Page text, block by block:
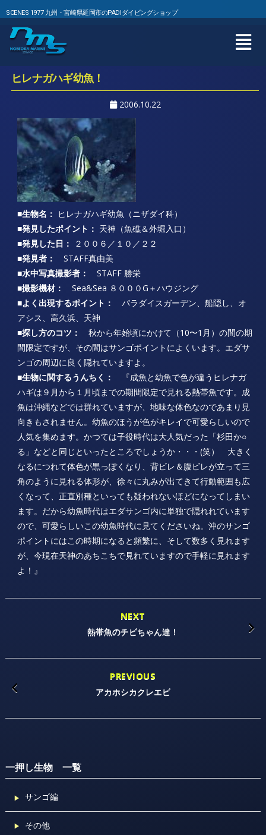
SCENES 1977 九州・宮崎県延岡市のPADIダイビングショップ
ヒレナガハギ幼魚！
2006.10.22
■生物名： ヒレナガハギ幼魚（ニザダイ科）
■発見したポイント： 天神（魚礁＆外堀入口）
■発見した日：
２００６／１０／２２
■発見者： STAFF真由美
■水中写真撮影者：
STAFF 勝栄
■撮影機材：
Sea&Sea ８０００G＋ハウジング
■よく出現するポイント：
パラダイスガーデン、船隠し、オ
アシス、高久浜、天神
■探し方のコツ：
秋から年始頃にかけて（10〜1月）の間の期
間限定ですが、その間はサンゴポイントによくいます。エダサ
ンゴの周辺に良く隠れていますよ。
■生物に関するうんちく：
『成魚と幼魚で色が違うヒレナガ
ハギは９月から１月頃までの期間限定で見れる熱帯魚です。成
魚は沖縄などでは群れていますが、地味な体色なのであまり見
向きもされません。幼魚のほうが色がキレイで可愛らしいので
人気を集めます。かつては子役時代は大人気だった「杉田か○
る」などと同じといったところでしょうか・・・(笑） 大きく
なるにつれて体色が黒っぽくなり、背ビレ＆腹ビレが立って三
角のように見れる体形が、徐々に丸みが出てきて行動範囲も広
くなって、正直別種といっても疑われないほどになってしまい
ます。だから幼魚時代はエダサンゴ内に単独で隠れれています
ので、可愛らしいこの幼魚時代に見てくださいね。沖のサンゴ
ポイントにはこの時期になると頻繁に、そして数多く見れます
が、今現在天神のあちこちで見れていますので手軽に見れます
よ！』
NEXT
熱帯魚のチビちゃん達！
PREVIOUS
アカホシカクレエビ
一押し生物 一覧
サンゴ編
その他